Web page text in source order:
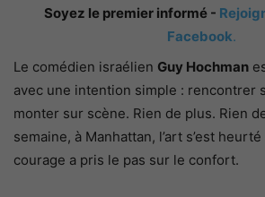
Soyez le premier informé -
Facebook.
Le comédien israélien Guy Hochman
avec une intention simple : rencontrer
monter sur scène. Rien de plus. Rien
semaine, à Manhattan, l’art s’est
courage a pris le pas sur le confort.